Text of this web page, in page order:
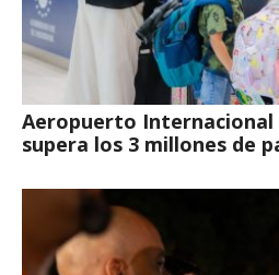
Aeropuerto Internacional
supera los 3 millones de